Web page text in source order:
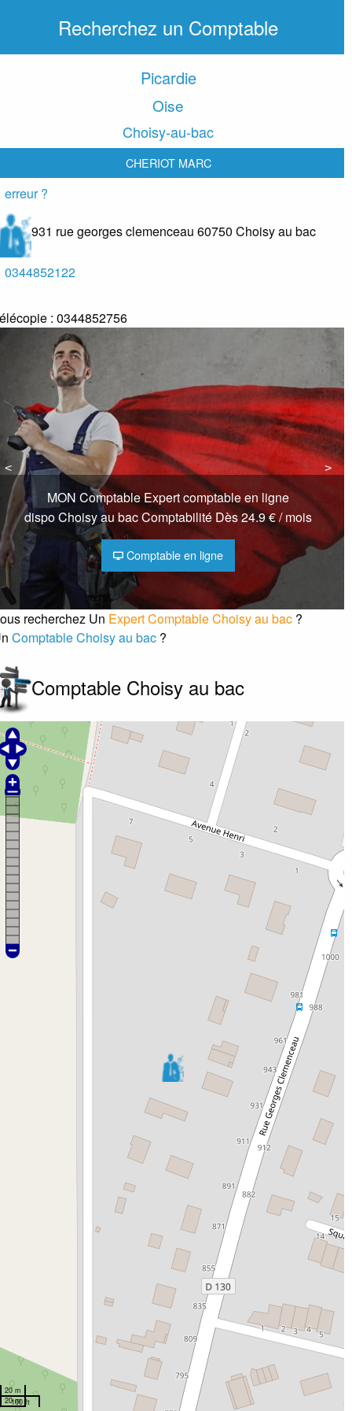
Recherchez un Comptable
Picardie
Oise
Choisy-au-bac
CHERIOT MARC
erreur ?
931 rue georges clemenceau 60750 Choisy au bac
0344852122
: 0344852756
<
< >
>
MON Comptable Expert comptable en ligne
dispo Choisy au bac Comptabilité Dès 24.9 € / mois
Comptable en ligne
recherchez Un Expert Comptable Choisy au bac ?
Comptable Choisy au bac ?
Comptable Choisy au bac
20 m
100 ft
20 m